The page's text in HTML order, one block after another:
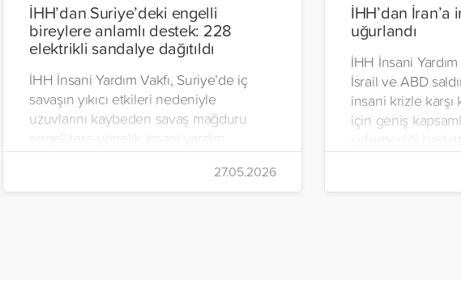
İHH’dan Suriye’deki engelli
bireylere anlamlı destek: 228
elektrikli sandalye dağıtıldı
İHH İnsani Yardım Vakfı, Suriye’de iç
savaşın yıkıcı etkileri nedeniyle
uzuvlarını kaybeden savaş mağduru
engellilere yönelik insani yardım
çalışmalarını aralıksız sürdürüyor. Vakıf,
yürütülen son projeyle Suriye’nin Şam,
Halep, Hama, Humus ve İdlib
27.05.2026
İHH’dan İran’a
uğurlandı
İHH İnsani
İsrail ve ABD
insani krizle karşı
için geniş
seferberliği
temel ihtiyaç
tırı daha ülkeye